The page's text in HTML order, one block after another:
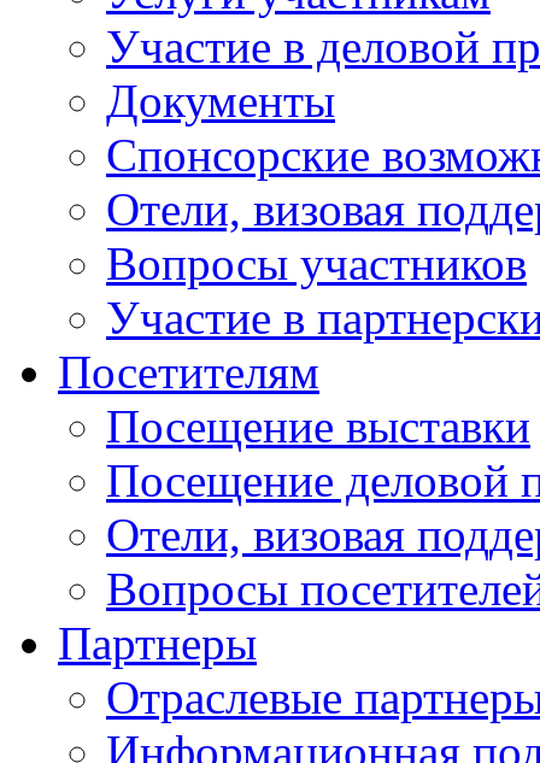
Участие в деловой
Документы
Спонсорские
Отели, визовая
Вопросы участников
Участие в
Посетителям
Посещение выставки
Посещение деловой
Отели, визовая
Вопросы
Партнеры
Отраслевые
Информационная